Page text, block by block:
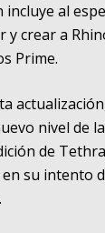
incluye al
y crear a
Prime.
nivel de
de
en su intento